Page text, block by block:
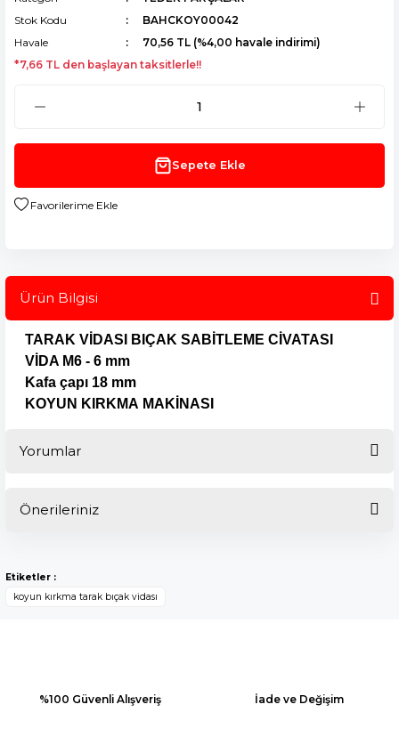
Stok Kodu
BAHCKOY00042
Havale
70,56 TL (%4,00 havale indirimi)
*7,66 TL den başlayan taksitlerle!!
Sepete Ekle
Ürün Bilgisi
TARAK VİDASI
BIÇAK SABİTLEME CİVATASI
VİDA M6 - 6 mm
Kafa çapı 18 mm
KOYUN KIRKMA MAKİNASI
Yorumlar
Önerileriniz
kullanarak tarafımıza iletebilirsiniz.
Görüş ve önerileriniz için teşekkür ederiz.
Ürün bilgilerinde hatalar bulunuyor.
Etiketler :
koyun kırkma tarak bıçak vidası
%100 Güvenli Alışveriş İade ve Değişim